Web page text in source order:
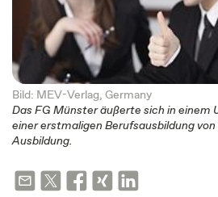
Bild: MEV-Verlag, Germany
Das FG Münster äußerte sich in einem
einer erstmaligen Berufsausbildung
Ausbildung.